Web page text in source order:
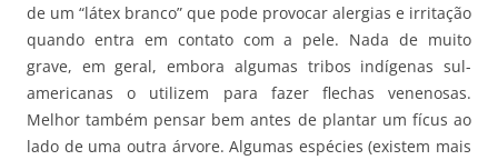
de um “látex branco” que pode provocar alergias e irritação
quando entra em contato com a pele. Nada de muito
grave, em geral, embora algumas tribos indígenas sul-
americanas o utilizem para fazer flechas venenosas.
Melhor também pensar bem antes de plantar um fícus ao
lado de uma outra árvore. Algumas espécies (existem mais